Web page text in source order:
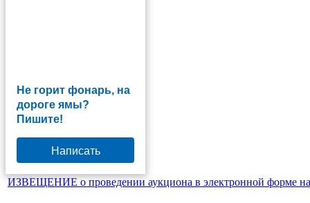
Не горит фонарь, на
дороге ямы?
Пишите!
Написать
ИЗВЕЩЕНИЕ о проведении аукциона в электронной форме на